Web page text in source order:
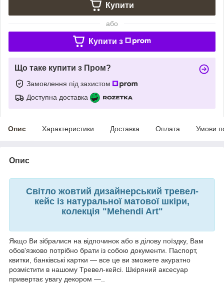
Купити
або
Купити з
Що таке купити з Пром?
Замовлення під захистом
Доступна доставка
Опис Характеристики Доставка Оплата Умови
Опис
Світло жовтий дизайнерський тревел-
кейс із натуральної матової шкіри,
колекція "Mehendi Art"
Якщо Ви зібралися на відпочинок або в ділову поїздку, Вам
обов'язково потрібно брати із собою документи. Паспорт,
квитки, банківські картки — все це ви зможете акуратно
розмістити в нашому Тревел-кейсі. Шкіряний аксесуар
привертає увагу декором —..